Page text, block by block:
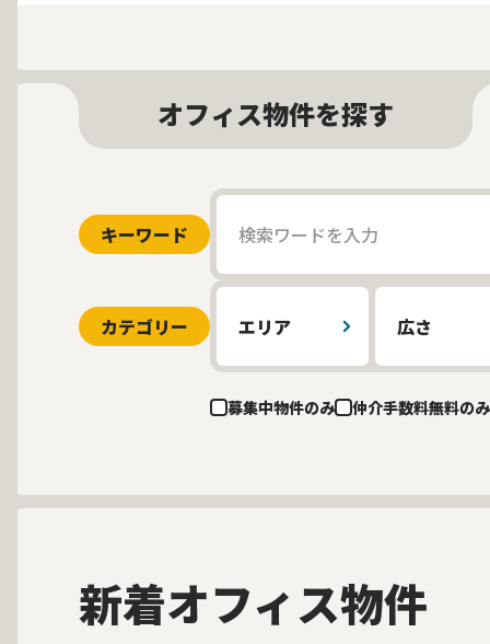
オフィス物件を探す
キーワード
カテゴリー エリア 広さ
募集中物件のみ 仲介手数料無料のみ
新着オフィス物件